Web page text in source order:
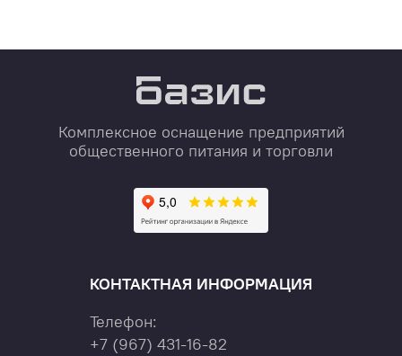
Комплексное оснащение предприятий
общественного питания и торговли
КОНТАКТНАЯ ИНФОРМАЦИЯ
Телефон:
+7 (967) 431-16-82